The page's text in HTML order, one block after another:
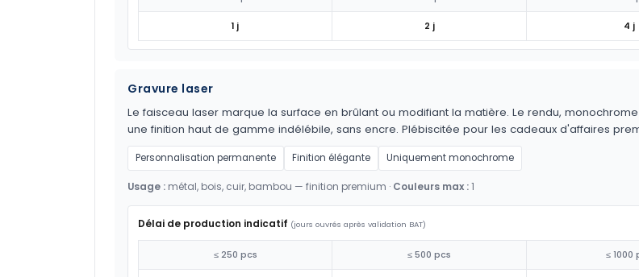
1 j 2 j 4 j
Gravure laser
Le faisceau laser marque la surface en brûlant ou modifiant la matière. Le rendu,
une finition haut de gamme indélébile, sans encre. Plébiscitée pour les cadeaux d'affaires
Personnalisation permanente Finition élégante Uniquement monochrome
Usage : métal, bois, cuir, bambou — finition premium · Couleurs max :1
Délai de production indicatif (jours ouvrés après validation BAT)
≤ 250 pcs ≤ 500 pcs ≤ 1000